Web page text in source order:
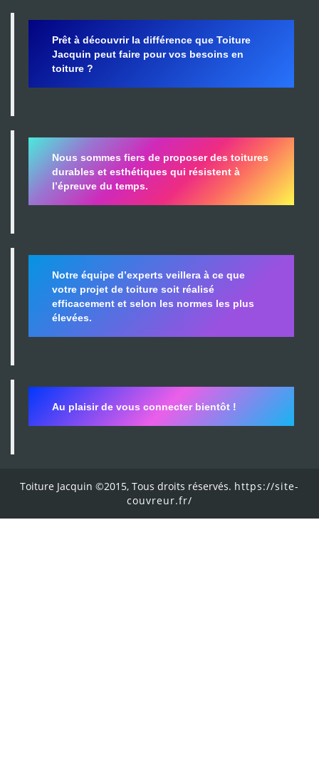
Prêt à découvrir la différence que Toiture
Jacquin peut faire pour vos besoins en
toiture ?
Nous sommes fiers de proposer des toitures
durables et esthétiques qui résistent à
l’épreuve du temps.
Notre équipe d’experts veillera à ce que
votre projet de toiture soit réalisé
efficacement et selon les normes les plus
élevées.
Au plaisir de vous connecter bientôt !
Toiture Jacquin ©2015, Tous droits réservés. https://site-
couvreur.fr/